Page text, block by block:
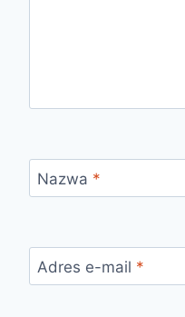
Nazwa *
Adres e-mail *